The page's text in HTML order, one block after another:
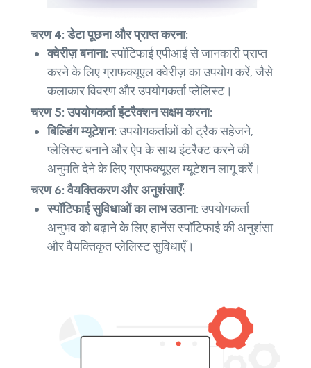
चरण 4: डेटा पूछना और प्राप्त करना:
क्वेरीज़ बनाना:स्पॉटिफाई एपीआई से जानकारी प्राप्त
करने के लिए ग्राफक्यूएल क्वेरीज़ का उपयोग करें, जैसे
कलाकार विवरण और उपयोगकर्ता प्लेलिस्ट।
चरण 5: उपयोगकर्ता इंटरैक्शन सक्षम करना:
बिल्डिंग म्यूटेशन:उपयोगकर्ताओं को ट्रैक सहेजने,
प्लेलिस्ट बनाने और ऐप के साथ इंटरैक्ट करने की
अनुमति देने के लिए ग्राफक्यूएल म्यूटेशन लागू करें।
चरण 6: वैयक्तिकरण और अनुशंसाएँ:
स्पॉटिफाई सुविधाओं का लाभ उठाना:उपयोगकर्ता
अनुभव को बढ़ाने के लिए हार्नेस स्पॉटिफाई की अनुशंसा
और वैयक्तिकृत प्लेलिस्ट सुविधाएँ।